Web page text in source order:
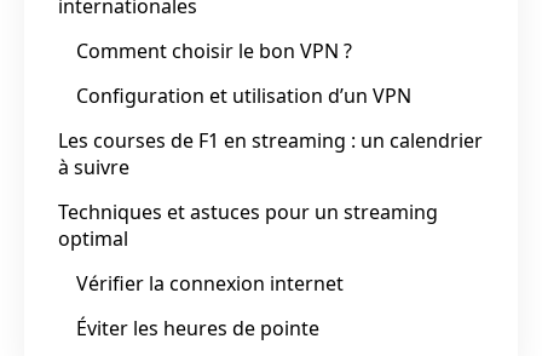
internationales
Comment choisir le bon VPN ?
Configuration et utilisation d’un VPN
Les courses de F1 en streaming : un calendrier
à suivre
Techniques et astuces pour un streaming
optimal
Vérifier la connexion internet
Éviter les heures de pointe